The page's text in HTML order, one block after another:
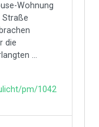
Wohnung
Straße
die
...
pm/1042